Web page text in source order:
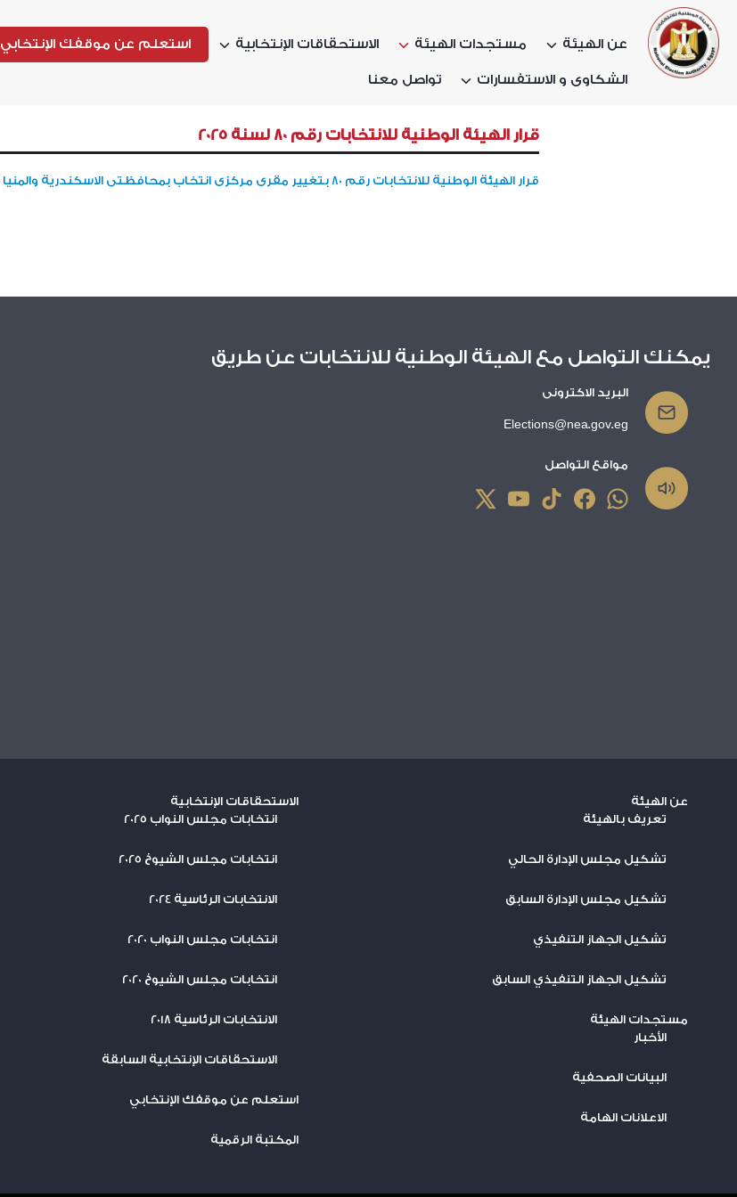
عن الهيئة مستجدات الهيئة الاستحقاقات الإنتخابية استعلم عن موقفك الإنتخابي
الشكاوى و الاستفسارات تواصل معنا
قرار الهيئة الوطنية للانتخابات رقم 80 لسنة 2025
قرار الهيئة الوطنية للانتخابات رقم 80 بتغيير مقرى مركزى انتخاب بمحافظتى الاسكندرية والمنيا فى انتخابات مجلس النواب
يمكنك التواصل مع الهيئة الوطنية للانتخابات عن طريق
البريد الاكترونى
Elections@nea.gov.eg
مواقع التواصل
عن الهيئة
تعريف بالهيئة
تشكيل مجلس الإدارة الحالي
تشكيل مجلس الإدارة السابق
تشكيل الجهاز التنفيذي
تشكيل الجهاز التنفيذي السابق
مستجدات الهيئة
اﻷخبار
البيانات الصحفية
الاعلانات الهامة
الاستحقاقات الإنتخابية
انتخابات مجلس النواب 2025
انتخابات مجلس الشيوخ 2025
الانتخابات الرئاسية 2024
انتخابات مجلس النواب 2020
انتخابات مجلس الشيوخ 2020
الانتخابات الرئاسية 2018
الاستحقاقات الإنتخابية السابقة
استعلم عن موقفك الإنتخابي
المكتبة الرقمية